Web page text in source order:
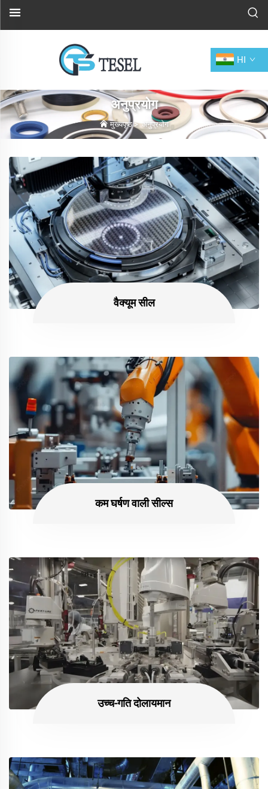
HI
अनुप्रयोग
मुख्यपृष्ठ>अनुप्रयोग
वैक्यूम सील
कम घर्षण वाली सील्स
उच्च-गति दोलायमान